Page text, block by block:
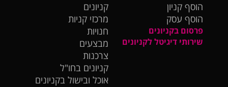
הוסף קניון
הוסף עסק
פרסום בקניונים
שירותי דיגיטל לקניונים
קניונים
מרכזי קניות
חנויות
מבצעים
צרכנות
קניונים בחו"ל
אוכל ובישול בקניונים